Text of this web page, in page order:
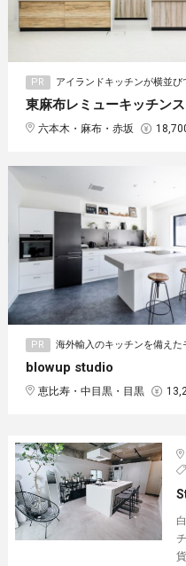
PR アイランドキッチンが横並び
東麻布レミューキッチン
六本木・麻布・赤坂
PR 海外輸入のキッチンを備え
blowup studio
恵比寿・中目黒・目黒